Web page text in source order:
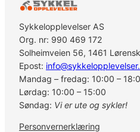
Sykkelopplevelser AS
Org. nr: 990 469 172
Solheimveien 56, 1461
Epost:
Mandag – fredag: 10:00 –
Lørdag: 10:00 – 15:00
Søndag: Vi er ute og sykler!
Personvernerklæring